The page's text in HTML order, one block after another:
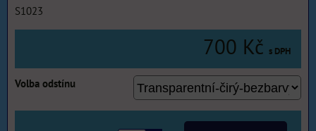
S1023
700 Kč s DPH
Volba odstínu